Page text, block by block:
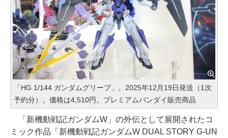
「HG 1/144 ガンダムグリープ」。2025年12月19日発送（1次
予約分）。価格は4,510円。プレミアムバンダイ販売商品
「新機動戦記ガンダムW」の外伝として展開されたコ
ミック作品「新機動戦記ガンダムW DUAL STORY G-UN